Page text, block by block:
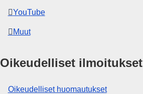
YouTube
Muut
Oikeudelliset ilmoitukset
Oikeudelliset huomautukset